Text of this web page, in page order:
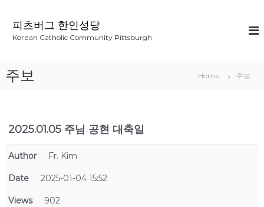
피츠버그 한인성당
Korean Catholic Community Pittsburgh
주보 Home 주보
2025.01.05 주님 공현 대축일
Author Fr. Kim
Date 2025-01-04 15:52
Views 902